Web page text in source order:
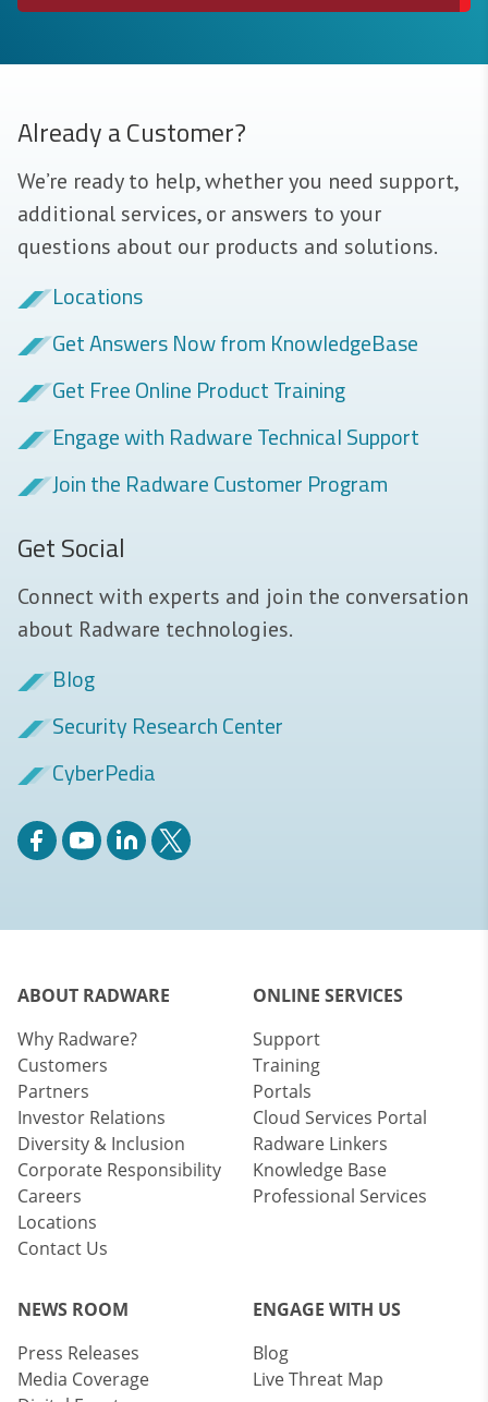
Already a Customer?
We’re ready to help, whether you need support,
additional services, or answers to your
questions about our products and solutions.
Locations
Get Answers Now from KnowledgeBase
Get Free Online Product Training
Engage with Radware Technical Support
Join the Radware Customer Program
Get Social
Connect with experts and join the conversation
about Radware technologies.
Blog
Security Research Center
CyberPedia
ABOUT RADWARE
Why Radware?
Customers
Partners
Investor Relations
Diversity & Inclusion
Corporate Responsibility
Careers
Locations
Contact Us
ONLINE SERVICES
Support
Training
Portals
Cloud Services Portal
Radware Linkers
Knowledge Base
Professional Services
NEWS ROOM
Press Releases
Media Coverage
ENGAGE WITH US
Blog
Live Threat Map